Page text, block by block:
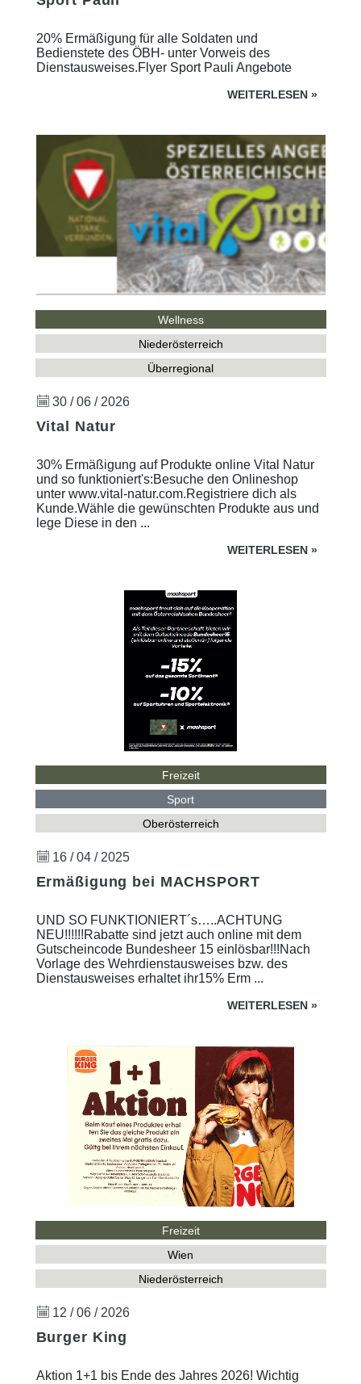
20% Ermäßigung für alle Soldaten und
Bedienstete des ÖBH- unter Vorweis des
Dienstausweises.Flyer Sport Pauli Angebote
WEITERLESEN »
Wellness
Niederösterreich
Überregional
30 / 06 / 2026
Vital Natur
30% Ermäßigung auf Produkte online Vital Natur
und so funktioniert's:Besuche den Onlineshop
unter www.vital-natur.com.Registriere dich als
Kunde.Wähle die gewünschten Produkte aus und
lege Diese in den ...
WEITERLESEN »
Freizeit
Sport
Oberösterreich
16 / 04 / 2025
Ermäßigung bei MACHSPORT
UND SO FUNKTIONIERT´s…..ACHTUNG
NEU!!!!!!Rabatte sind jetzt auch online mit dem
Gutscheincode Bundesheer 15 einlösbar!!!Nach
Vorlage des Wehrdienstausweises bzw. des
Dienstausweises erhaltet ihr15% Erm ...
WEITERLESEN »
Freizeit
Wien
Niederösterreich
12 / 06 / 2026
Burger King
Aktion 1+1 bis Ende des Jahres 2026! Wichtig